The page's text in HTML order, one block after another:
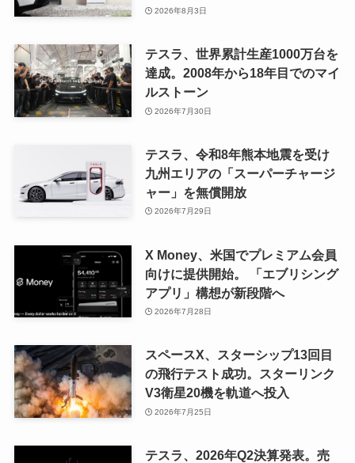
2026年8月3日
テスラ、世界累計生産1000万台を
達成。2008年から18年目でのマイ
ルストーン
2026年7月30日
テスラ、令和8年熊本地震を受け
九州エリアの「スーパーチャージ
ャー」を無償開放
2026年7月29日
X Money、米国でプレミアム会員
向けに提供開始。 「エブリシング
アプリ」構想が新段階へ
2026年7月28日
スペースX、スターシップ13回目
の飛行テスト成功。スターリンク
V3衛星20機を軌道へ投入
2026年7月25日
テスラ、2026年Q2決算発表。売